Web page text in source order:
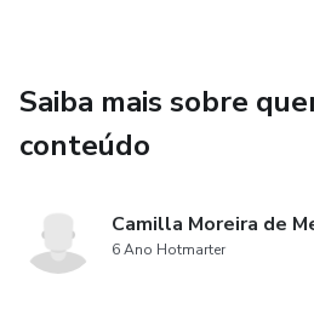
Saiba mais sobre
conteúdo
Camilla Moreira de
6 Ano Hotmarter